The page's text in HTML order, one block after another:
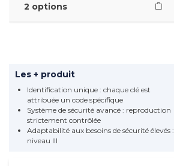
2 options
Les + produit
Identification unique : chaque clé est
attribuée un code spécifique
Système de sécurité avancé : reproduction
strictement contrôlée
Adaptabilité aux besoins de sécurité élevés :
niveau III